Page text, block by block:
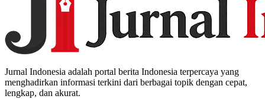
Jurnal Indonesia adalah portal berita Indonesia terpercaya yang
menghadirkan informasi terkini dari berbagai topik dengan cepat,
lengkap, dan akurat.